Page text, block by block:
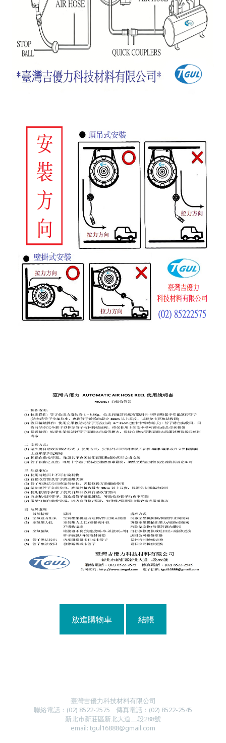
放進購物車 結帳
臺灣吉優力科技材料有限公司
聯絡電話： (02) 8522-2575 傳真電話： (02) 8522-2545
新北市新莊區新北大道二段288號
email: tgul16888@gmail.com